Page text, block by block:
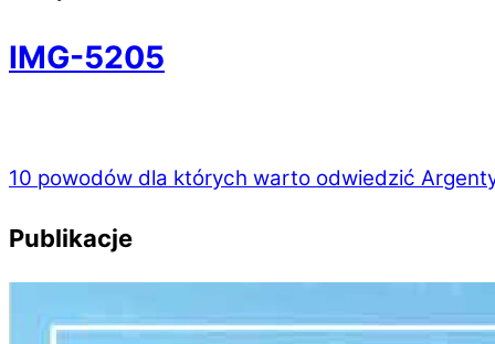
IMG-5205
10 powodów dla których warto odwiedzić
Publikacje